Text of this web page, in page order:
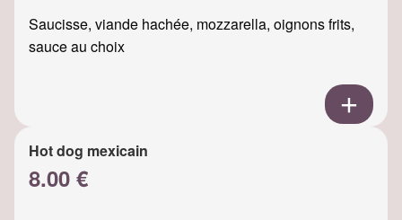
Saucisse, viande hachée, mozzarella, oignons frits,
sauce au choix
Hot dog mexicain
8.00 €